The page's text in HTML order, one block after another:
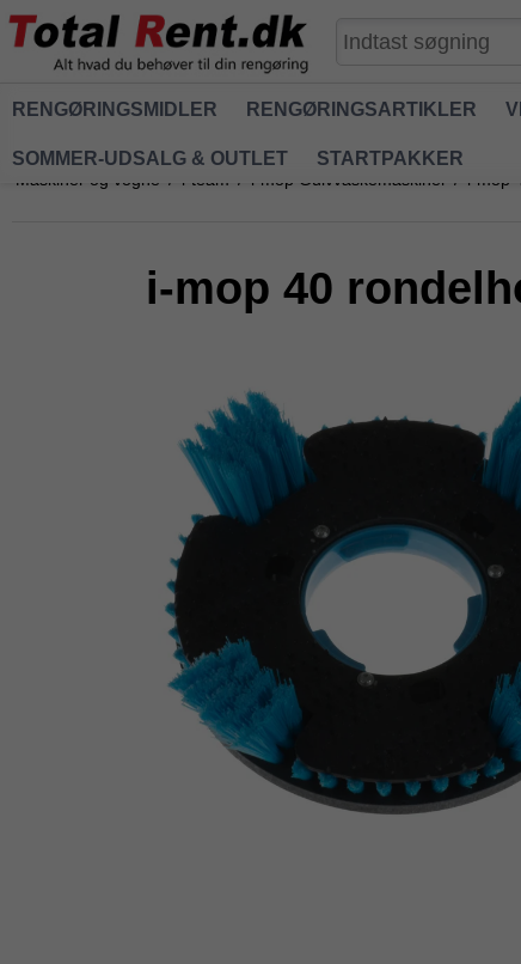
RENGØRINGSMIDLER RENGØRINGSARTIKLER
SOMMER-UDSALG & OUTLET STARTPAKKER
Maskiner og vogne / i-team / i-mop Gulvvaskemaskiner / i-mop
i-mop 40